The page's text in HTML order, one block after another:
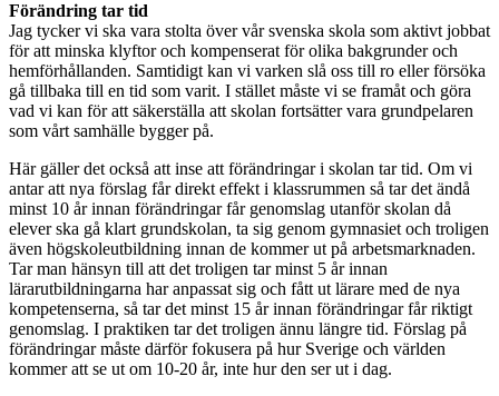
Förändring tar tid
Jag tycker vi ska vara stolta över vår svenska skola som aktivt jobbat
för att minska klyftor och kompenserat för olika bakgrunder och
hemförhållanden. Samtidigt kan vi varken slå oss till ro eller försöka
gå tillbaka till en tid som varit. I stället måste vi se framåt och göra
vad vi kan för att säkerställa att skolan fortsätter vara grundpelaren
som vårt samhälle bygger på.
Här gäller det också att inse att förändringar i skolan tar tid. Om vi
antar att nya förslag får direkt effekt i klassrummen så tar det ändå
minst 10 år innan förändringar får genomslag utanför skolan då
elever ska gå klart grundskolan, ta sig genom gymnasiet och troligen
även högskoleutbildning innan de kommer ut på arbetsmarknaden.
Tar man hänsyn till att det troligen tar minst 5 år innan
lärarutbildningarna har anpassat sig och fått ut lärare med de nya
kompetenserna, så tar det minst 15 år innan förändringar får riktigt
genomslag. I praktiken tar det troligen ännu längre tid. Förslag på
förändringar måste därför fokusera på hur Sverige och världen
kommer att se ut om 10-20 år, inte hur den ser ut i dag.